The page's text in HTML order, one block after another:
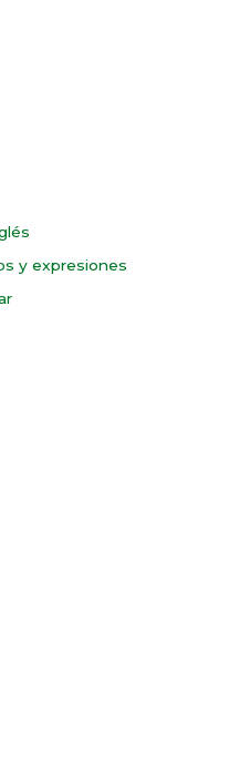
y expresiones